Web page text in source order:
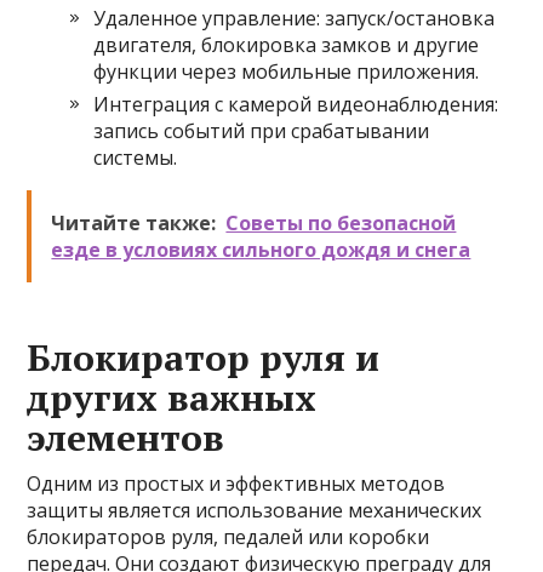
Удаленное управление: запуск/остановка
двигателя, блокировка замков и другие
функции через мобильные приложения.
Интеграция с камерой видеонаблюдения:
запись событий при срабатывании
системы.
Читайте также: Советы по безопасной
езде в условиях сильного дождя и снега
Блокиратор руля и
других важных
элементов
Одним из простых и эффективных методов
защиты является использование механических
блокираторов руля, педалей или коробки
передач. Они создают физическую преграду для